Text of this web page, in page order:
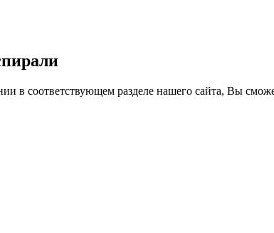
в соответствующем разделе нашего сайта, Вы